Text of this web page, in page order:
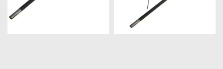
Químicos